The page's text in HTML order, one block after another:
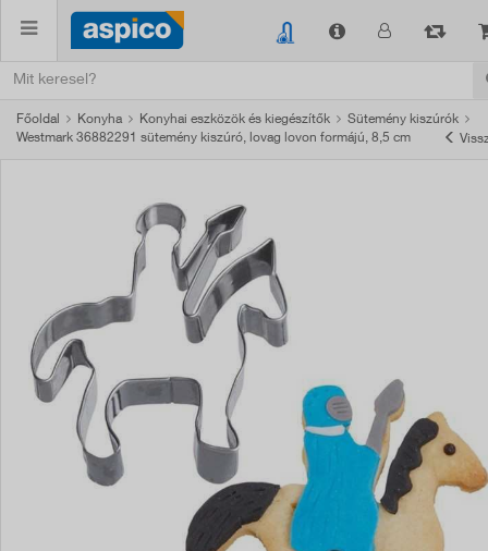
Főoldal Konyha Konyhai eszközök és kiegészítők
Sütemény kiszúrók
Westmark 36882291 sütemény kiszúró, lovag lovon formájú, 8,5 cm